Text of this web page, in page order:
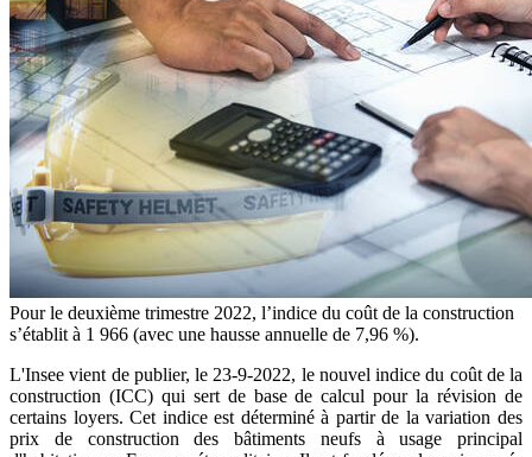
Pour le deuxième trimestre 2022, l’indice du coût de la construction
s’établit à 1 966 (avec une hausse annuelle de 7,96 %).
L'Insee vient de publier, le 23-9-2022, le nouvel indice du coût de la
construction (ICC) qui sert de base de calcul pour la révision de
certains loyers. Cet indice est déterminé à partir de la variation des
prix de construction des bâtiments neufs à usage principal